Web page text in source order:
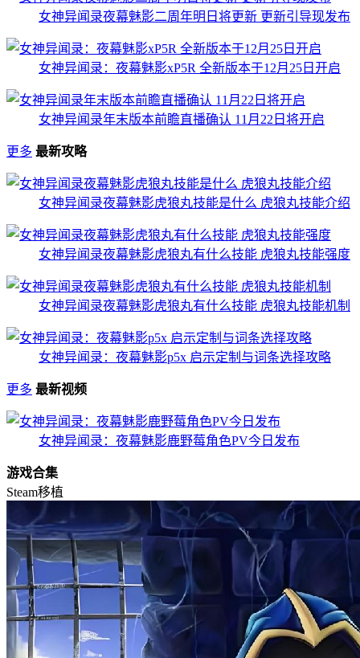
女神异闻录夜幕魅影二周年明日将更新 更新引导现发布
女神异闻录：夜幕魅影xP5R 全新版本于12月25日开启
女神异闻录年末版本前瞻直播确认 11月22日将开启
更多 最新攻略
女神异闻录夜幕魅影虎狼丸技能是什么 虎狼丸技能介绍
女神异闻录夜幕魅影虎狼丸有什么技能 虎狼丸技能强度
女神异闻录夜幕魅影虎狼丸有什么技能 虎狼丸技能机制
女神异闻录：夜幕魅影p5x 启示定制与词条选择攻略
更多 最新视频
女神异闻录：夜幕魅影鹿野莓角色PV今日发布
游戏合集
Steam移植